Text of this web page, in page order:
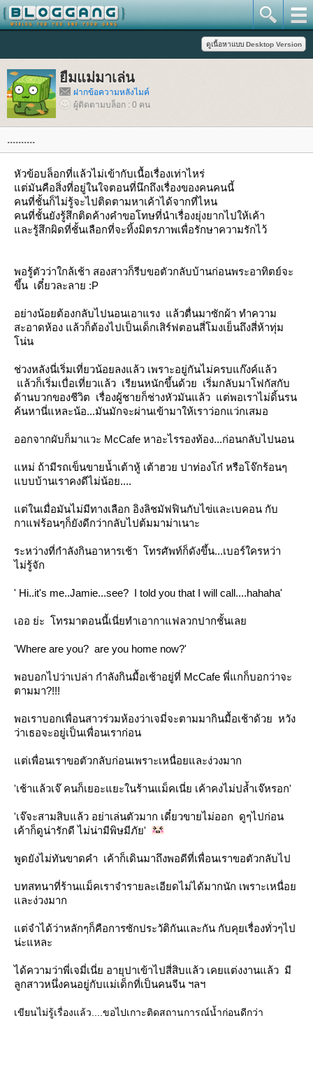
ืมแม่มาเล่น
ฝากข้อความหลังไมค์
ผู้ติดตามบล็อก : 0 คน
..........
หัวข้อบล็อกที่แล้วไม่เข้ากับเนื้อเรื่องเท่าไหร่
แต่มันคือสิ่งที่อยู่ในใจตอนที่นึกถึงเรื่องของคนคนนี้
คนที่ชั้นก็ไม่รู้จะไปติดตามหาเค้าได้จากที่ไหน
คนที่ชั้นยังรู้สึกติดค้างคำขอโทษที่นำเรื่องยุ่งยากไปให้เค้า
และรู้สึกผิดที่ชั้นเลือกที่จะทิ้งมิตรภาพเพื่อรักษาความรักไว้
พอรู้ตัวว่าใกล้เช้า สองสาวก็รีบขอตัวกลับบ้านก่อนพระอาทิตย์จะ
ขึ้น เดี๋ยวละลาย :P
อย่างน้อยต้องกลับไปนอนเอาแรง แล้วตื่นมาซักผ้า ทำความ
สะอาดห้อง แล้วก็ต้องไปเป็นเด็กเสิร์ฟตอนสี่โมงเย็นถึงสี่ห้าทุ่ม
น่น
ช่วงหลังนี่เริ่มเที่ยวน้อยลงแล้ว เพราะอยู่กันไม่ครบแก๊งค์แล้ว
ล้วก็เริ่มเบื่อเที่ยวแล้ว เรียนหนักขึ้นด้วย เริ่มกลับมาโฟกัสกับ
ด้านบวกของชีวิต เรื่องผู้ชายก็ช่างหัวมันแล้ว แต่พอเราไม่ดิ้นรน
ค้นหานี่แหละน้อ...มันมักจะผ่านเข้ามาให้เราว่อกแว่กเสมอ
ออกจากผับก็มาแวะ McCafe หาอะไรรองท้อง...ก่อนกลับไปนอน
หม่ ถ้ามีรถเข็นขายน้ำเต้าหู้ เต้าฮวย ปาท่องโก๋ หรือโจ๊กร้อนๆ
บบบ้านเราคงดีไม่น้อย....
ต่ในเมื่อมันไม่มีทางเลือก อิงลิชมัฟฟินกับไข่และเบคอน กับ
กาแฟร้อนๆก็ยังดีกว่ากลับไปต้มมาม่าเนาะ
ระหว่างที่กำลังกินอาหารเช้า โทรศัพท์ก็ดังขึ้น...เบอร์ใครหว่า
ไม่รู้จัก
' Hi..it's me..Jamie...see? I told you that I will call....hahaha'
เออ ย่ะ โทรมาตอนนี้เนี่ยทำเอากาแฟลวกปากชั้นเล
'Where are you? are you home now?'
พอบอกไปว่าเปล่า กำลังกินมื้อเช้าอยู่ที่ McCafe พี่แกก็บอกว่าจะ
ตามมา?!!!
พอเราบอกเพื่อนสาวร่วมห้องว่าเจมี่จะตามมากินมื้อเช้าด้วย หวัง
ว่าเธอจะอยู่เป็นเพื่อนเราก่อน
ต่เพื่อนเราขอตัวกลับก่อนเพราะเหนื่อยและง่วงมาก
'เช้าแล้วเจ๊ คนก็เยอะแยะในร้านแม็คเนี่ย เค้าคงไม่ปล้ำเจ๊หรอก'
'เจ๊จะสามสิบแล้ว อย่าเล่นตัวมาก เดี๋ยวขายไม่ออก ดูๆไปก่อน
เค้าก็ดูน่ารักดี ไม่น่ามีพิษมีภัย'
พูดยังไม่ทันขาดคำ เค้าก็เดินมาถึงพอดีที่เพื่อนเราขอตัวกลับไป
บทสทนาที่ร้านแม็คเราจำรายละเอียดไม่ได้มากนัก เพราะเหนื่อ
ละง่วงมาก
ต่จำได้ว่าหลักๆก็คือการซักประวัติกันและกัน กับคุยเรื่องทั่วๆไป
น่ะแหละ
ได้ความว่าพี่เจมี่เนี่ย อายุปาเข้าไปสี่สิบแล้ว เคยแต่งงานแล้ว มี
ลูกสาวหนึ่งคนอยู่กับแม่เด็กที่เป็นคนจีน ฯลฯ
เขียนไม่รู้เรื่องแล้ว....ขอไปเกาะติดสถานการณ์น้ำก่อนดีกว่า